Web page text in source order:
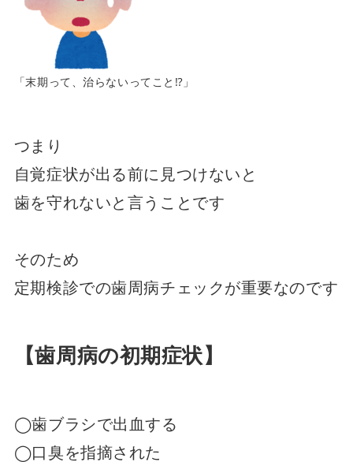
「末期って、治らないってこと⁉︎」
つまり
自覚症状が出る前に見つけないと
歯を守れないと言うことです
そのため
定期検診での歯周病チェックが重要なのです
【歯周病の初期症状】
◯歯ブラシで出血する
◯口臭を指摘された